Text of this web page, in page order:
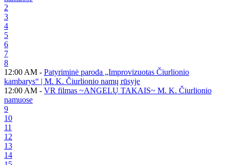
2
3
4
5
6
7
8
12:00 AM - Patyriminė paroda „Improvizuotas Čiurlionio
kambarys“ | M. K. Čiurlionio namų rūsyje
12:00 AM - VR filmas ~ANGELŲ TAKAIS~ M. K. Čiurlionio
namuose
9
10
11
12
13
14